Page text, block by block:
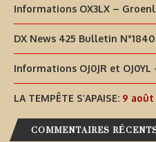
Informations OX3LX –
DX News 425 Bulletin
Informations OJ0JR et
LA TEMPÊTE S’APAISE: 9 août
COMMENTAIRES